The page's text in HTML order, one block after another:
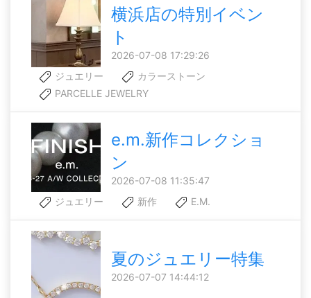
横浜店の特別イベン
ト
2026-07-08 17:29:26
ジュエリー
カラーストーン
PARCELLE JEWELRY
e.m.新作コレクショ
ン
2026-07-08 11:35:47
ジュエリー
新作 E.M.
夏のジュエリー特集
2026-07-07 14:44:12